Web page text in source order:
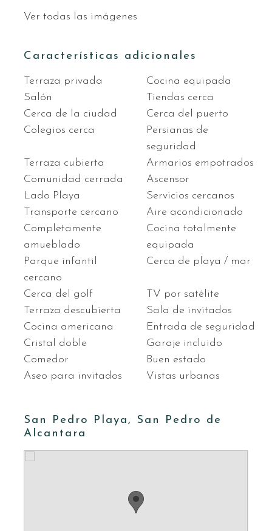
Ver todas las imágenes
Características adicionales
Terraza privada
Cocina equipada
Salón
Tiendas cerca
Cerca de la ciudad
Cerca del puerto
Colegios cerca
Persianas de
seguridad
Terraza cubierta
Armarios empotrados
Comunidad cerrada
Ascensor
Lado Playa
Servicios cercanos
Transporte cercano
Aire acondicionado
Completamente
amueblado
Cocina totalmente
equipada
Parque infantil
cercano
Cerca de playa / mar
Cerca del golf
TV por satélite
Terraza descubierta
Sala de invitados
Cocina americana
Entrada de seguridad
Cristal doble
Garaje incluido
Comedor
Buen estado
Aseo para invitados
Vistas urbanas
San Pedro Playa, San Pedro de
Alcantara